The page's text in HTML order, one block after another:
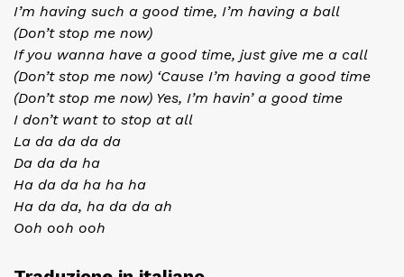
I’m having such a good time, I’m having a ball
(Don’t stop me now)
If you wanna have a good time, just give me a call
(Don’t stop me now) ‘Cause I’m having a good time
(Don’t stop me now) Yes, I’m havin’ a good time
I don’t want to stop at all
La da da da da
Da da da ha
Ha da da ha ha ha
Ha da da, ha da da ah
Ooh ooh ooh